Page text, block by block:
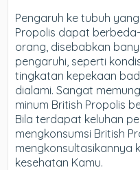
Pengaruh ke tubuh
Propolis dapat
orang, disebabkan
pengaruhi, seperti
tingkatan kepekaan
dialami. Sangat
minum British Propolis
Bila terdapat keluhan
mengkonsumsi British
mengkonsultasikannya
kesehatan Kamu.